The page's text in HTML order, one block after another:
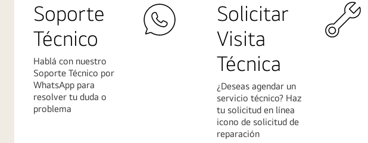
Soporte
Técnico
Hablá con nuestro
Soporte Técnico por
WhatsApp para
resolver tu duda o
problema
Solicitar
Visita
Técnica
¿Deseas agendar un
servicio técnico? Haz
tu solicitud en línea
icono de solicitud de
reparación